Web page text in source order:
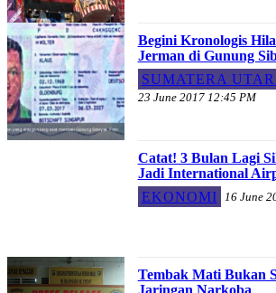
Begini Kronologis
Jerman di Gunung
SUMATERA
23 June 2017 12:45 PM
Catat! 3 Bulan Lagi
Jadi International
EKONOMI
16 June
Tembak Mati Bukan